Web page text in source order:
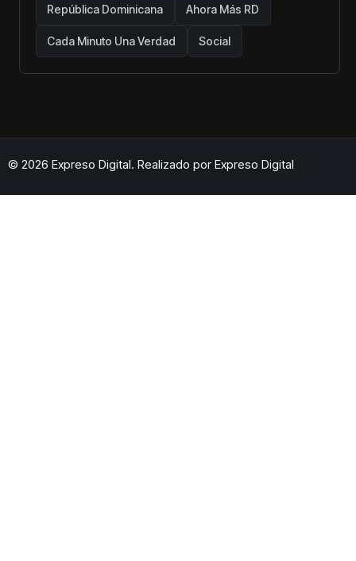
República Dominicana Ahora Más RD
Cada Minuto Una Verdad Social
© 2026 Expreso Digital. Realizado por Expreso Digital